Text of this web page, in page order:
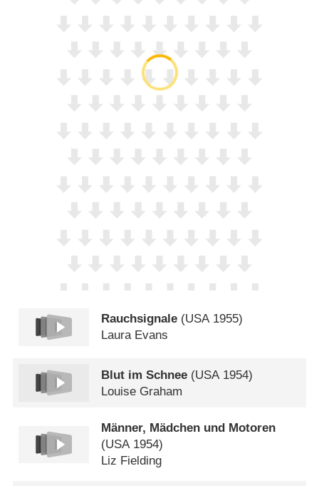
Rauchsignale (USA1955)
Laura Evans
Blut im Schnee (USA 1954)
Louise Graham
Männer, Mädchen und Motoren
(USA1954)
Liz Fielding